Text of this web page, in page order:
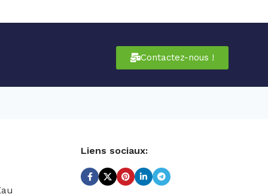
Contactez-nous !
Liens sociaux: